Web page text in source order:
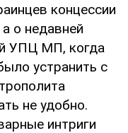
концессии
о недавней
УПЦ МП, когда
устранить с
не удобно.
интриги